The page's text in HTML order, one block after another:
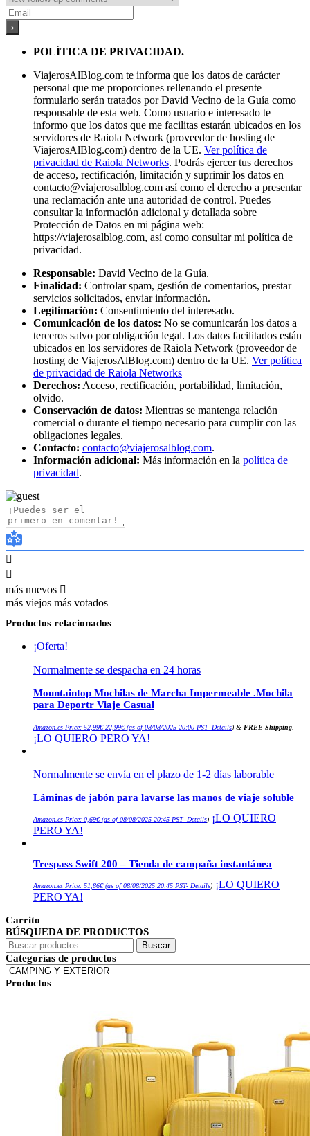
POLÍTICA DE PRIVACIDAD.
ViajerosAlBlog.com te informa que los datos de carácter
personal que me proporciones rellenando el presente
formulario serán tratados por David Vecino de la Guía como
responsable de esta web. Como usuario e interesado te
informo que los datos que me facilitas estarán ubicados en los
servidores de Raiola Network (proveedor de hosting de
ViajerosAlBlog.com) dentro de la UE. Ver política de
privacidad de Raiola Networks. Podrás ejercer tus derechos
de acceso, rectificación, limitación y suprimir los datos en
contacto@viajerosalblog.com así como el derecho a presentar
una reclamación ante una autoridad de control. Puedes
consultar la información adicional y detallada sobre
Protección de Datos en mi página web:
https://viajerosalblog.com, así como consultar mi política de
privacidad.
Responsable: David Vecino de la Guía.
Finalidad: Controlar spam, gestión de comentarios, prestar
servicios solicitados, enviar información.
Legitimación: Consentimiento del interesado.
Comunicación de los datos: No se comunicarán los datos a
terceros salvo por obligación legal. Los datos facilitados están
ubicados en los servidores de Raiola Network (proveedor de
hosting de ViajerosAlBlog.com) dentro de la UE. Ver política
de privacidad de Raiola Networks
Derechos: Acceso, rectificación, portabilidad, limitación,
olvido.
Conservación de datos: Mientras se mantenga relación
comercial o durante el tiempo necesario para cumplir con las
obligaciones legales.
Contacto: contacto@viajerosalblog.com.
Información adicional: Más información en la política de
privacidad.
más nuevos
más viejos más votados
Productos relacionados
¡Oferta!
Normalmente se despacha en 24 horas
Mountaintop Mochilas de Marcha Impermeable .Mochila
para Deportr Viaje Casual
Amazon.es Price: 52,99€precio
original
era:
22,99€precio
actual
es:
(as of 08/08/2025 20:00 PST- Details) & FREE Shipping
¡LO QUIERO PERO YA!
Normalmente se envía en el plazo de 1-2 días laborable
Láminas de jabón para lavarse las manos de viaje soluble
Amazon.es Price: 0,69€(as of 08/08/2025 20:45 PST- Details) ¡LO QUIERO
PERO YA!
Trespass Swift 200 – Tienda de campaña instantánea
Amazon.es Price: 51,86€(as of 08/08/2025 20:45 PST- Details) ¡LO QUIERO
PERO YA!
Carrito
BÚSQUEDA DE PRODUCTOS
Buscar
por:
Buscar
Categorías de productos
Productos